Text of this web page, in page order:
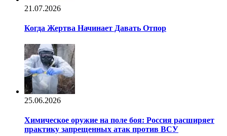
21.07.2026
Когда Жертва Начинает Давать Отпор
25.06.2026
Химическое оружие на поле боя: Россия расширяет
практику запрещенных атак против ВСУ